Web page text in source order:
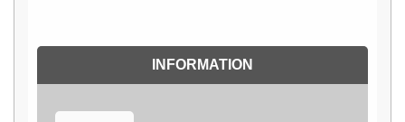
INFORMATION